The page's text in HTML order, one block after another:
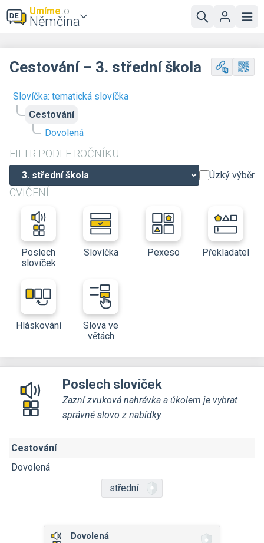
Umímeto
Němčina
Slovíčka: tematická slovíčka
Cestování
Dovolená
FILTR PODLE ROČNÍKU
Úzký výběr
CVIČENÍ
Poslech
slovíček
Slovíčka Pexeso Překladatel
Hláskování
Slova ve
větách
Cestování – 3. střední škola
Poslech slovíček
Zazní zvuková nahrávka a úkolem je vybrat
správné slovo z nabídky.
Cestování
Dovolená
střední
Dovolená